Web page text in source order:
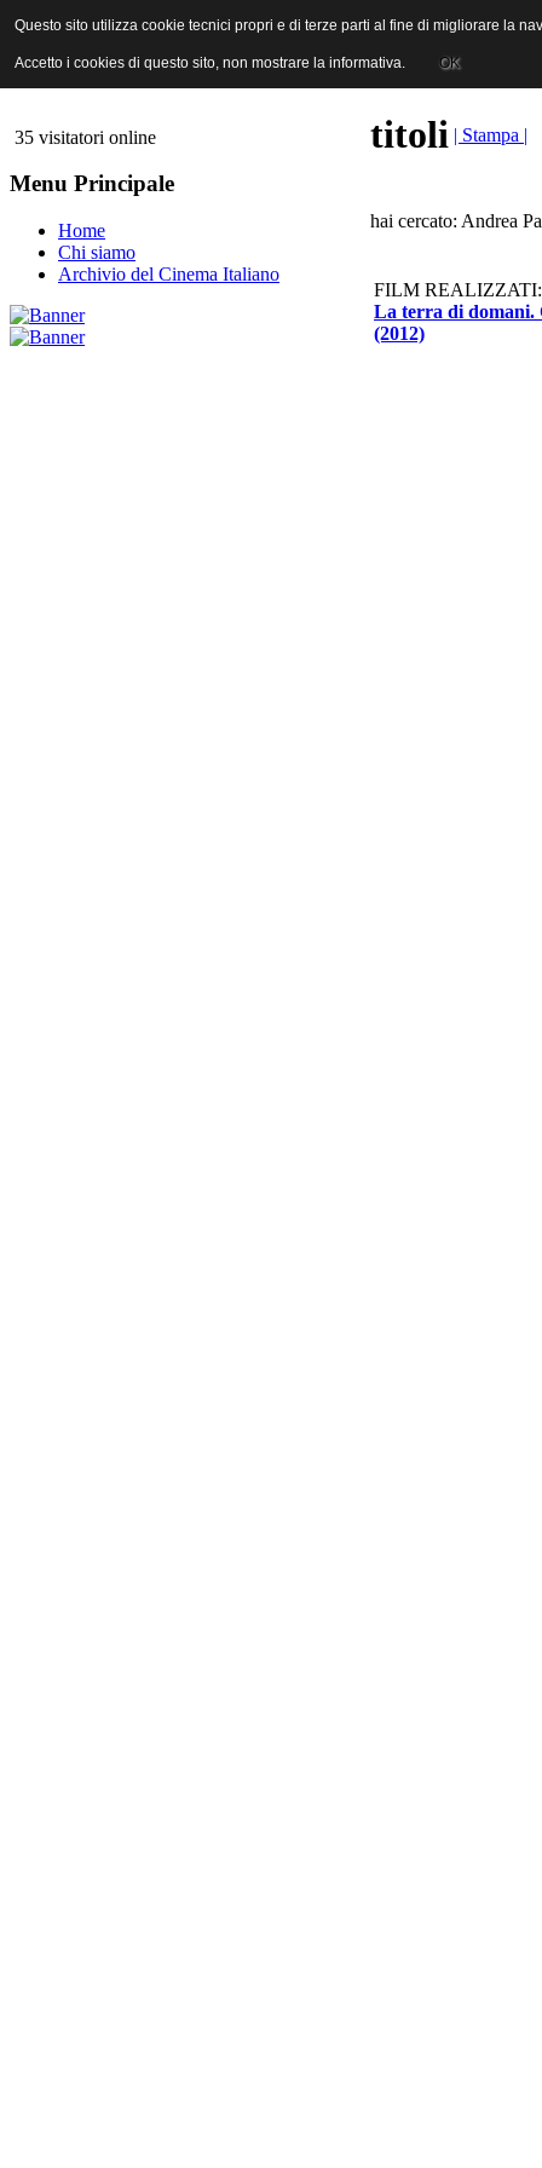
ANICA | Associazione Nazionale Industrie Cinematografiche
35 visitatori online
Menu Principale
Home
Chi siamo
Archivio del Cinema Italiano
titoli | Stampa |
hai cercato: Andrea
FILM REALIZZATI:
La terra di domani.
(2012)
Questo sito utilizza cookie tecnici propri e di terze parti al fine di migliorare la
Accetto i cookies di questo sito, non mostrare la informativa. OK
Questo sito utilizza cookie tecnici propri e di terze parti al fine di migliorare la
Accetto i cookies di questo sito, non mostrare la informativa. OK